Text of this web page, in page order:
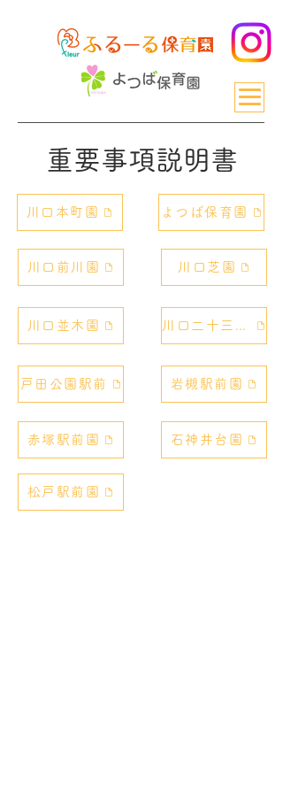
重要事項説明書
川口本町園
川口前川園
川口並木園
戸田公園駅前
赤塚駅前園
よつば保育園
川口芝園
川口二十三夜園
岩槻駅前園
石神井台園
松戸駅前園